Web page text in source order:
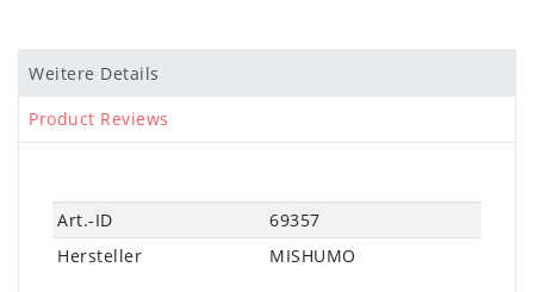
Weitere Details
Product Reviews
Technisches
Merkmal
Wert
Art.-ID
69357
Hersteller
MISHUMO